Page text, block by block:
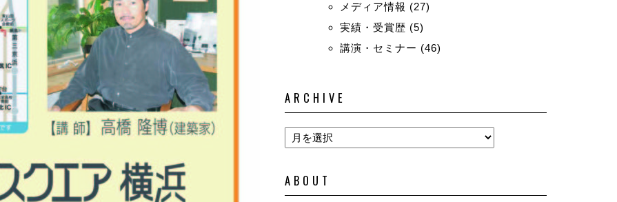
メディア情報 (27)
実績・受賞歴 (5)
講演・セミナー (46)
ARCHIVE
ABOUT